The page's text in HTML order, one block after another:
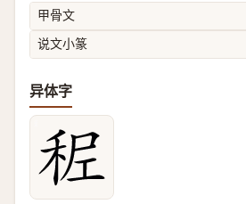
甲骨文
说文小篆
异体字